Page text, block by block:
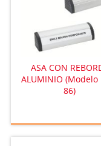
ASA CON
ALUMINIO (Modelo
86)